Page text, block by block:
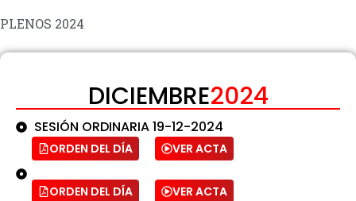
PLENOS 2024
DICIEMBRE2024
SESIÓN ORDINARIA 19-12-2024
ORDEN DEL DÍA VER ACTA
ORDEN DEL DÍA VER ACTA